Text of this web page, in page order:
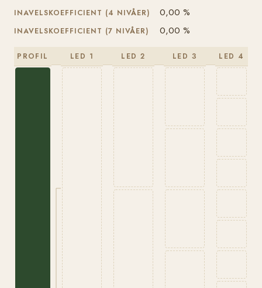
INAVELSKOEFFICIENT (4 NIVÅER) 0,00 %
INAVELSKOEFFICIENT (7 NIVÅER) 0,00 %
PROFIL LED 1 LED 2 LED 3 LED 4